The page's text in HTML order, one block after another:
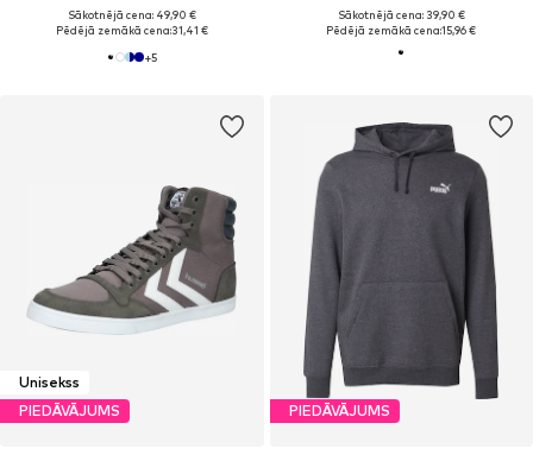
Sākotnējā cena: 49,90 €
Pēdējā zemākā cena:31,41 €
+5
Sākotnējā cena: 39,90 €
Pēdējā zemākā cena:15,96 €
Unisekss
PIEDĀVĀJUMS
PIEDĀVĀJUMS